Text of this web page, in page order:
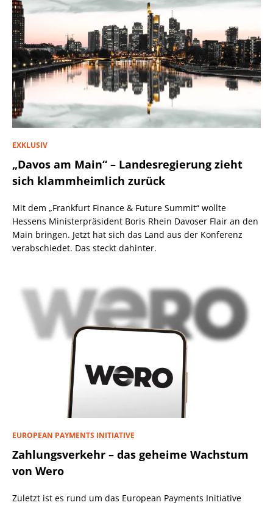
EXKLUSIV
„Davos am Main“ – Landesregierung zieht
sich klammheimlich zurück
Mit dem „Frankfurt Finance & Future Summit“ wollte
Hessens Ministerpräsident Boris Rhein Davoser Flair an den
Main bringen. Jetzt hat sich das Land aus der Konferenz
verabschiedet. Das steckt dahinter.
EUROPEAN PAYMENTS INITIATIVE
Zahlungsverkehr – das geheime Wachstum
von Wero
Zuletzt ist es rund um das European Payments Initiative